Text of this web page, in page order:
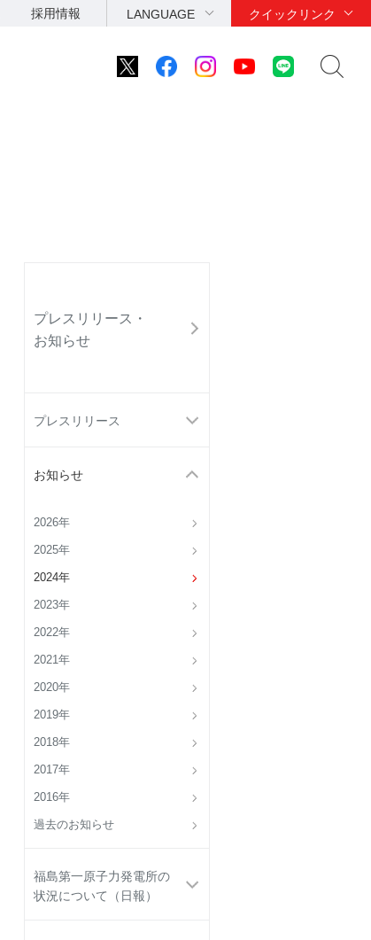
採用情報 LANGUAGE クイックリンク
プレスリリース・
お知らせ
プレスリリース
お知らせ
2026年
2025年
2024年
2023年
2022年
2021年
2020年
2019年
2018年
2017年
2016年
過去のお知らせ
福島第一原子力発電所の
状況について（日報）